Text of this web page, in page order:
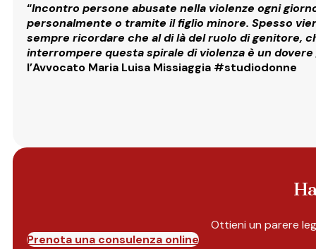
“Incontro persone abusate nella violenze ogni
personalmente o tramite il figlio minore. Spesso
sempre ricordare che al di là del ruolo di genitore,
interrompere questa spirale di violenza è un
l’Avvocato Maria Luisa Missiaggia #studiodonne
Ottieni un parere
Prenota una consulenza online